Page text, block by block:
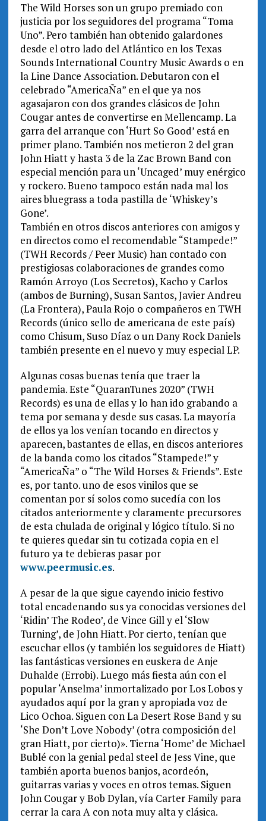
The Wild Horses son un grupo premiado con
justicia por los seguidores del programa “Toma
Uno”. Pero también han obtenido galardones
desde el otro lado del Atlántico en los Texas
Sounds International Country Music Awards o en
la Line Dance Association. Debutaron con el
celebrado “AmericaÑa” en el que ya nos
agasajaron con dos grandes clásicos de John
Cougar antes de convertirse en Mellencamp. La
garra del arranque con ‘Hurt So Good’ está en
primer plano. También nos metieron 2 del gran
John Hiatt y hasta 3 de la Zac Brown Band con
especial mención para un ‘Uncaged’ muy enérgico
y rockero. Bueno tampoco están nada mal los
aires bluegrass a toda pastilla de ‘Whiskey’s
Gone’.
También en otros discos anteriores con amigos y
en directos como el recomendable “Stampede!”
(TWH Records / Peer Music) han contado con
prestigiosas colaboraciones de grandes como
Ramón Arroyo (Los Secretos), Kacho y Carlos
(ambos de Burning), Susan Santos, Javier Andreu
(La Frontera), Paula Rojo o compañeros en TWH
Records (único sello de americana de este país)
como Chisum, Suso Díaz o un Dany Rock Daniels
también presente en el nuevo y muy especial LP.
Algunas cosas buenas tenía que traer la
pandemia. Este “QuaranTunes 2020” (TWH
Records) es una de ellas y lo han ido grabando a
tema por semana y desde sus casas. La mayoría
de ellos ya los venían tocando en directos y
aparecen, bastantes de ellas, en discos anteriores
de la banda como los citados “Stampede!” y
“AmericaÑa” o “The Wild Horses & Friends”. Este
es, por tanto. uno de esos vinilos que se
comentan por sí solos como sucedía con los
citados anteriormente y claramente precursores
de esta chulada de original y lógico título. Si no
te quieres quedar sin tu cotizada copia en el
futuro ya te debieras pasar por
www.peermusic.es.
A pesar de la que sigue cayendo inicio festivo
total encadenando sus ya conocidas versiones del
‘Ridin’ The Rodeo’, de Vince Gill y el ‘Slow
Turning’, de John Hiatt. Por cierto, tenían que
escuchar ellos (y también los seguidores de Hiatt)
las fantásticas versiones en euskera de Anje
Duhalde (Errobi). Luego más fiesta aún con el
popular ‘Anselma’ inmortalizado por Los Lobos y
ayudados aquí por la gran y apropiada voz de
Lico Ochoa. Siguen con La Desert Rose Band y su
‘She Don’t Love Nobody’ (otra composición del
gran Hiatt, por cierto)». Tierna ‘Home’ de Michael
Bublé con la genial pedal steel de Jess Vine, que
también aporta buenos banjos, acordeón,
guitarras varias y voces en otros temas. Siguen
John Cougar y Bob Dylan, vía Carter Family para
cerrar la cara A con nota muy alta y clásica.